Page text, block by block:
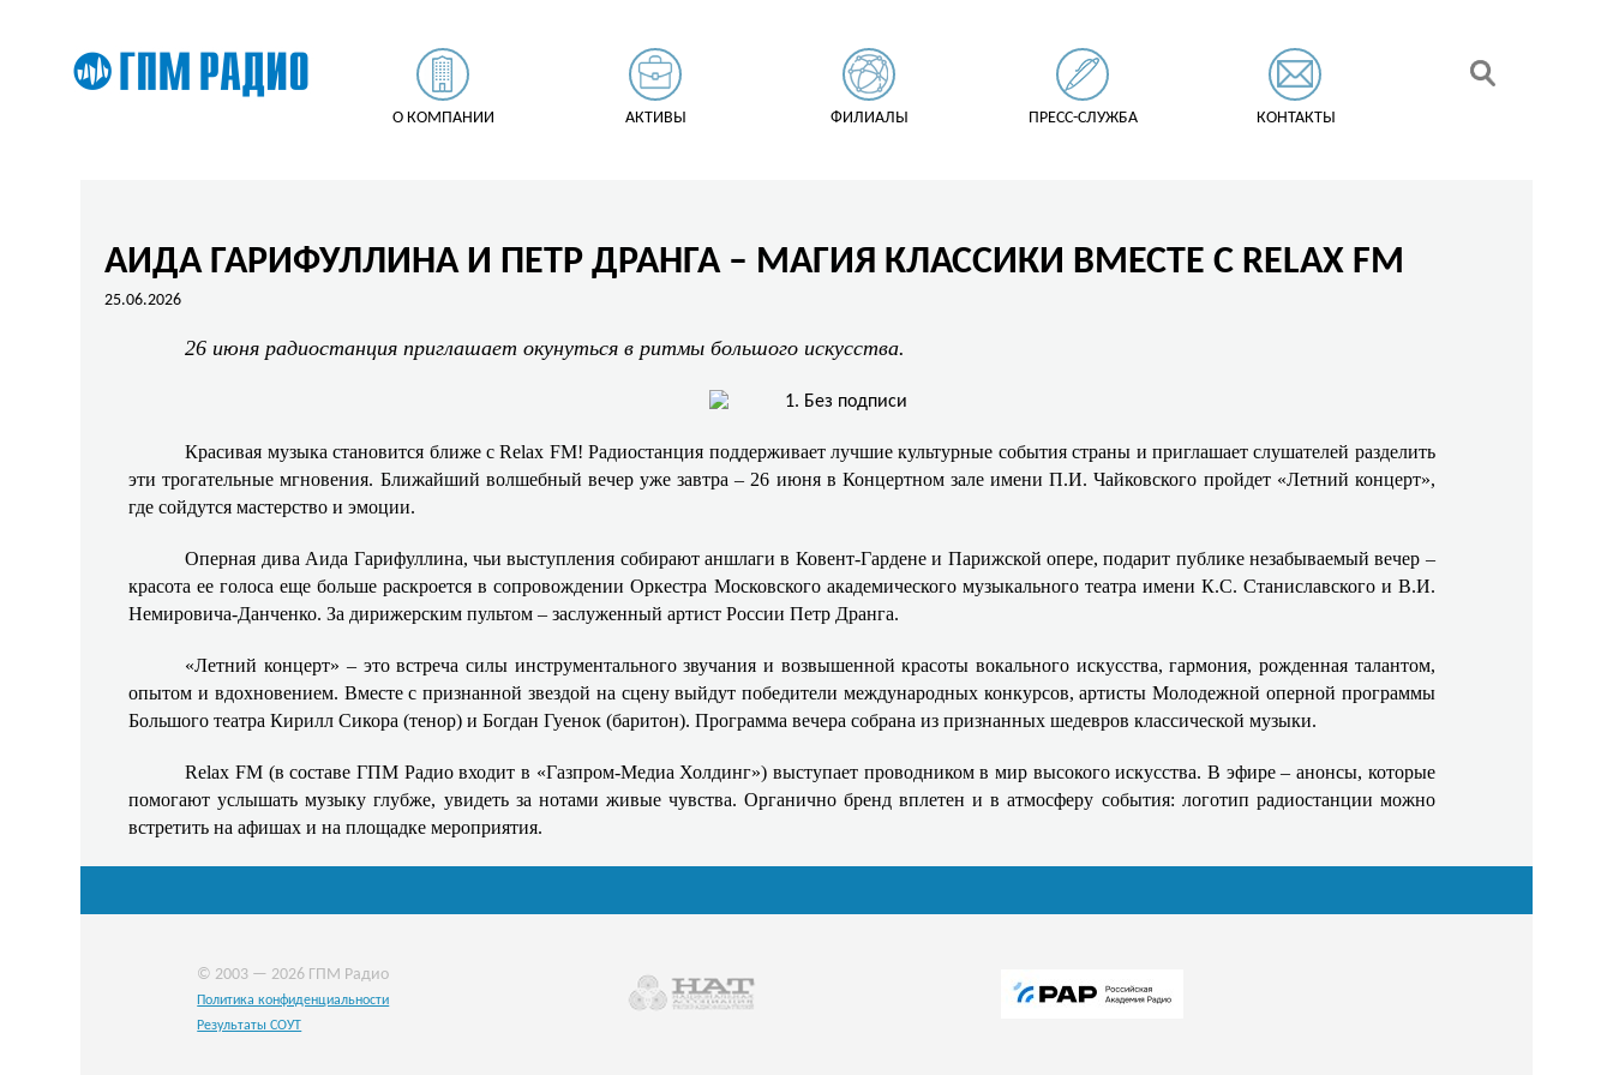
О КОМПАНИИ АКТИВЫ ФИЛИАЛЫ ПРЕСС-СЛУЖБА КОНТАКТЫ
АИДА ГАРИФУЛЛИНА И ПЕТР ДРАНГА – МАГИЯ КЛАССИКИ ВМЕСТЕ С RELAX FM
25.06.2026
26 июня радиостанция приглашает окунуться в ритмы большого искусства.
Красивая музыка становится ближе с Relax FM! Радиостанция поддерживает лучшие культурные события страны и приглашает слушателей разделить
эти трогательные мгновения. Ближайший волшебный вечер уже завтра – 26 июня в Концертном зале имени П.И. Чайковского пройдет «Летний концерт»,
где сойдутся мастерство и эмоции.
Оперная дива Аида Гарифуллина, чьи выступления собирают аншлаги в Ковент‑Гардене и Парижской опере, подарит публике незабываемый вечер –
красота ее голоса еще больше раскроется в сопровождении Оркестра Московского академического музыкального театра имени К.С. Станиславского и В.И.
Немировича-Данченко. За дирижерским пультом – заслуженный артист России Петр Дранга.
«Летний концерт» – это встреча силы инструментального звучания и возвышенной красоты вокального искусства, гармония, рожденная талантом,
опытом и вдохновением. Вместе с признанной звездой на сцену выйдут победители международных конкурсов, артисты Молодежной оперной программы
Большого театра Кирилл Сикора (тенор) и Богдан Гуенок (баритон). Программа вечера собрана из признанных шедевров классической музыки.
Relax FM (в составе ГПМ Радио входит в «Газпром-Медиа Холдинг») выступает проводником в мир высокого искусства. В эфире – анонсы, которые
помогают услышать музыку глубже, увидеть за нотами живые чувства. Органично бренд вплетен и в атмосферу события: логотип радиостанции можно
встретить на афишах и на площадке мероприятия.
© 2003 — 2026 ГПМ Радио
Политика конфиденциальности
Результаты СОУТ